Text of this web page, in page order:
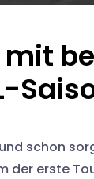
schon
der erste